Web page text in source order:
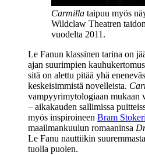
Carmilla taipuu myös
Wildclaw Theatren
vuodelta 2011.
Le Fanun klassinen tarina on
ajan suurimpien
sitä on alettu pitää yhä
keskeisimmistä novelleista.
vampyyrimytologiaan mukaan
– aikakauden sallimissa
myös inspiroineen Bram
maailmankuulun romaaninsa
Le Fanu nauttiikin
tuolla puolen.